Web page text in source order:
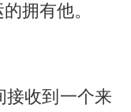
拥有他。
收到一个来